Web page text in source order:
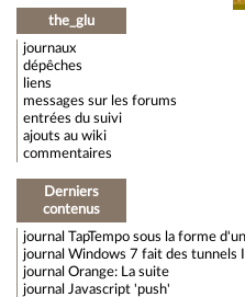
the_glu
journaux
dépêches
liens
messages sur les forums
entrées du suivi
ajouts au wiki
commentaires
Derniers
contenus
journal TapTempo sous la forme
journal Windows 7 fait des tunnels
journal Orange: La suite
journal
Javascript 'push'